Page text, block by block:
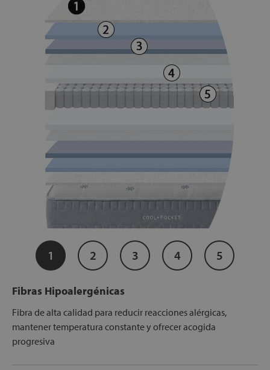
1 2 3 4 5
Fibras Hipoalergénicas
Fibra de alta calidad para reducir reacciones alérgicas,
mantener temperatura constante y ofrecer acogida
progresiva